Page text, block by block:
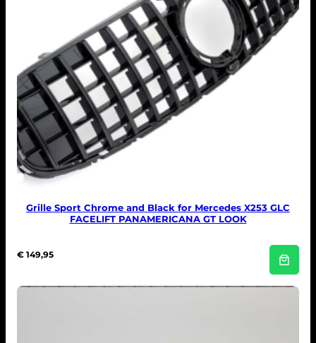
Grille Sport Chrome and Black for Mercedes X253 GLC
FACELIFT PANAMERICANA GT LOOK
€ 149,95